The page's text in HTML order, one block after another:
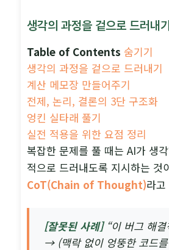
생각의 과정을 겉으로 드러내기
Table of Contents 숨기기
생각의 과정을 겉으로 드러내기
계산 메모장 만들어주기
전제, 논리, 결론의 3단 구조화
엉킨 실타래 풀기
실전 적용을 위한 요점 정리
복잡한 문제를 풀 때는 AI가 생
적으로 드러내도록 지시하는 것
CoT(Chain of Thought)라
[잘못된 사례]“이 버그 해결
→ (맥락 없이 엉뚱한 코드